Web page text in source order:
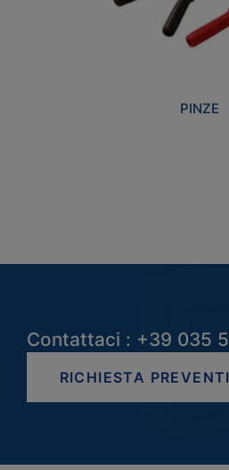
PINZE
Contattaci : +39 035
RICHIESTA